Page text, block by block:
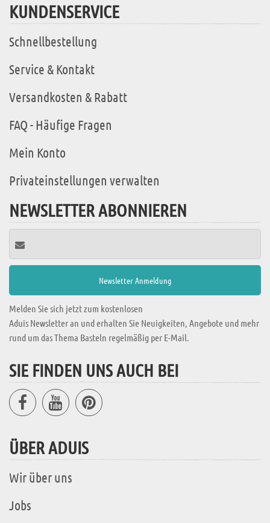
KUNDENSERVICE
Schnellbestellung
Service & Kontakt
Versandkosten & Rabatt
FAQ - Häufige Fragen
Mein Konto
Privateinstellungen verwalten
NEWSLETTER ABONNIEREN
Melden Sie sich jetzt zum kostenlosen
Aduis Newsletter an und erhalten Sie Neuigkeiten, Angebote und mehr
rund um das Thema Basteln regelmäßig per E-Mail.
SIE FINDEN UNS AUCH BEI
ÜBER ADUIS
Wir über uns
Jobs